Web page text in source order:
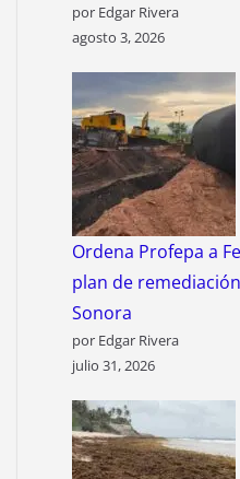
por Edgar Rivera
agosto 3, 2026
Ordena Profepa a
plan de
Sonora
por Edgar Rivera
julio 31, 2026